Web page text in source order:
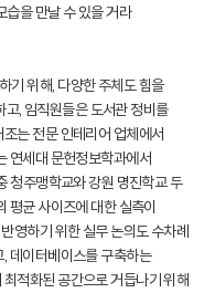
습을 만날 수 있을 거라
기 위해, 다양한 주체도 힘을
, 임직원들은 도서관 정비를
조는 전문 인테리어 업체에서
연세대 문헌정보학과에서
청주맹학교와 강원 명진학교 두
평균 사이즈에 대한 실측이
영하기 위한 실무 논의도 수차례
데이터베이스를 구축하는
최적화된 공간으로 거듭나기 위해